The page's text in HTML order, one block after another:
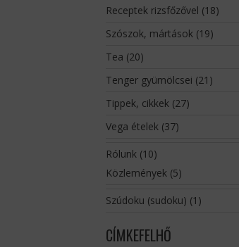
Receptek rizsfőzővel (18)
Szószok, mártások(19)
Tea (20)
Tenger gyümölcsei (21)
Tippek, cikkek(27)
Vega ételek(37)
Rólunk(10)
Közlemények(5)
Szúdoku (sudoku) (1)
CÍMKEFELHŐ